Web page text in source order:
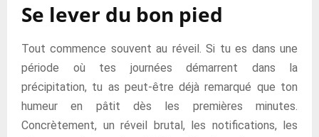
Se lever du bon pied
Tout commence souvent au réveil. Si tu es dans une
période où tes journées démarrent dans la
précipitation, tu as peut-être déjà remarqué que ton
humeur en pâtit dès les premières minutes.
Concrètement, un réveil brutal, les notifications, les